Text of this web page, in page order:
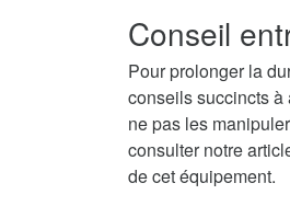
Conseil
Pour prolonger la
conseils succincts à
ne pas les
consulter notre
de cet équipement.